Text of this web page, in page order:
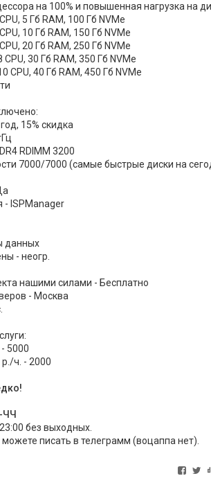
на 100% и повышенная нагрузка на
5 Гб RAM, 100 Гб NVMe
10 Гб RAM, 150 Гб NVMe
20 Гб RAM, 250 Гб NVMe
30 Гб RAM, 350 Гб NVMe
CPU, 40 Гб RAM, 450 Гб NVMe
15% скидка
RDIMM 3200
7000/7000 (самые быстрые диски на
- ISPManager
данных
- неогр.
нашими силами - Бесплатно
- Москва
5000
ч. - 2000
ЧЧ
без выходных.
писать в телеграмм (воцаппа нет).